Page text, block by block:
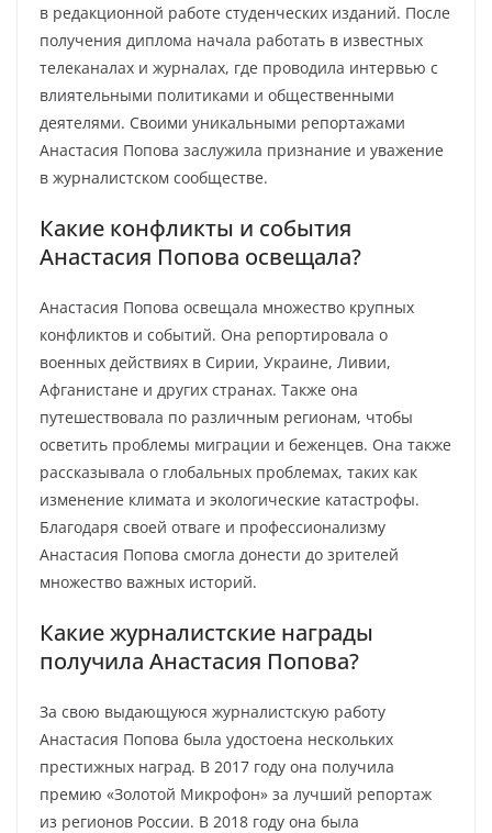
в редакционной работе студенческих изданий. После
получения диплома начала работать в известных
телеканалах и журналах, где проводила интервью с
влиятельными политиками и общественными
деятелями. Своими уникальными репортажами
Анастасия Попова заслужила признание и уважение
в журналистском сообществе.
Какие конфликты и события
Анастасия Попова освещала?
Анастасия Попова освещала множество крупных
конфликтов и событий. Она репортировала о
военных действиях в Сирии, Украине, Ливии,
Афганистане и других странах. Также она
путешествовала по различным регионам, чтобы
осветить проблемы миграции и беженцев. Она также
рассказывала о глобальных проблемах, таких как
изменение климата и экологические катастрофы.
Благодаря своей отваге и профессионализму
Анастасия Попова смогла донести до зрителей
множество важных историй.
Какие журналистские награды
получила Анастасия Попова?
За свою выдающуюся журналистскую работу
Анастасия Попова была удостоена нескольких
престижных наград. В 2017 году она получила
премию «Золотой Микрофон» за лучший репортаж
из регионов России. В 2018 году она была